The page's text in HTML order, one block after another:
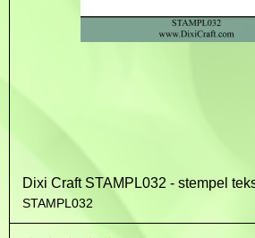
Dixi Craft STAMPL032 - stempel
STAMPL032